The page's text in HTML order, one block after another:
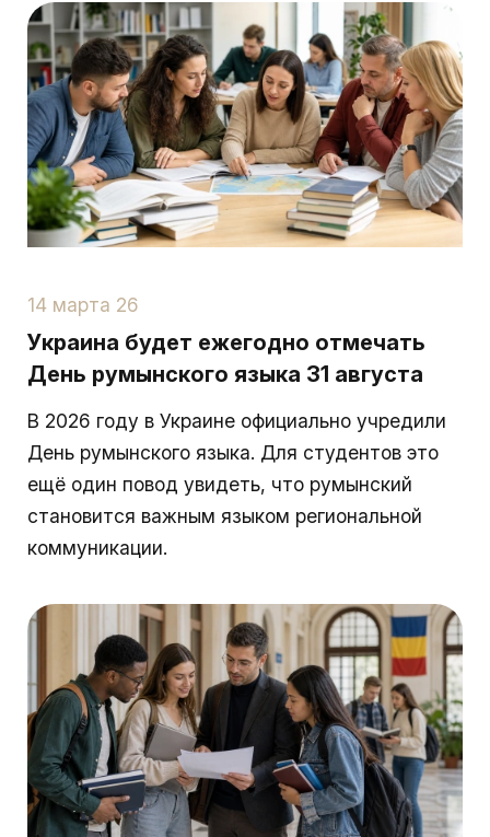
14 марта 26
Украина будет ежегодно отмечать
День румынского языка 31 августа
В 2026 году в Украине официально учредили
День румынского языка. Для студентов это
ещё один повод увидеть, что румынский
становится важным языком региональной
коммуникации.